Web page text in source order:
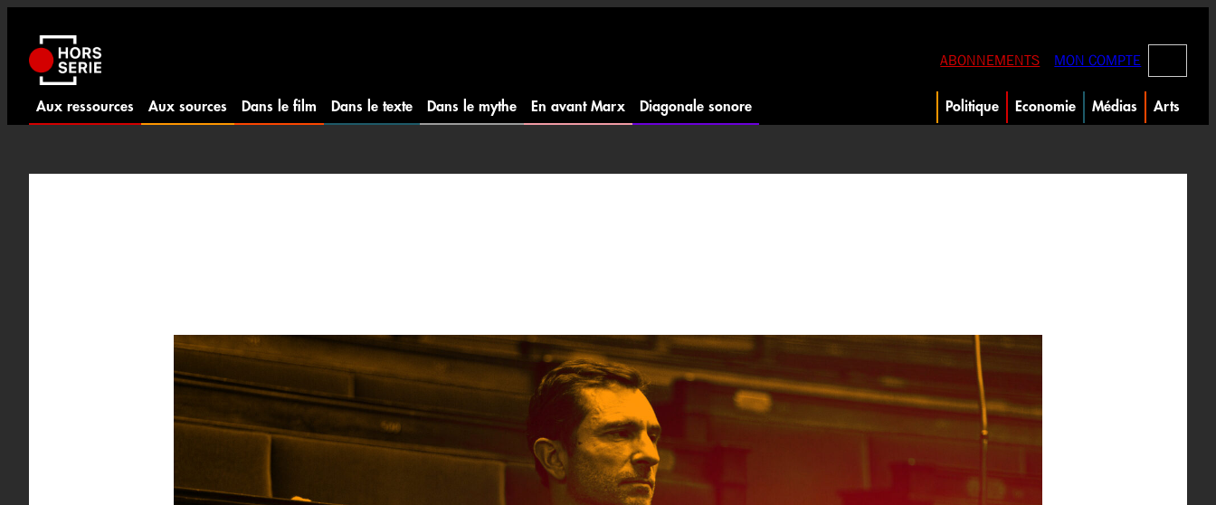
contenu
ABONNEMENTS MON COMPTE
Aux ressources Aux sources Dans le film Dans le texte Dans le mythe En avant Marx Diagonale sonore Politique Economie Médias Arts